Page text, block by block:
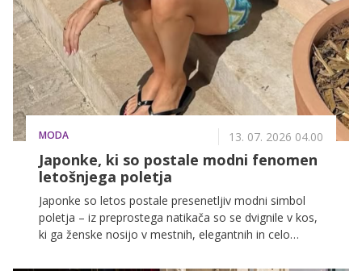
MODA 13. 07. 2026 04.00
Japonke, ki so postale modni fenomen
letošnjega poletja
Japonke so letos postale presenetljiv modni simbol
poletja – iz preprostega natikača so se dvignile v kos,
ki ga ženske nosijo v mestnih, elegantnih in celo